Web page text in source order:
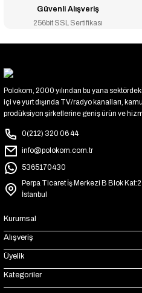
Güvenli Alışveriş
256bit SSL Sertifikası
Polokom, 2000 yılından bu yana
içi ve yurt dışında TV/radyo kanalları,
prodüksiyon şirketlerine geniş ürün ve
0(212) 320 06 44
info@polokom.com.tr
5365170430
Perpa Ticaret İş Merkezi B Blok
İstanbul
Kurumsal
Alışveriş
Üyelik
Kategoriler